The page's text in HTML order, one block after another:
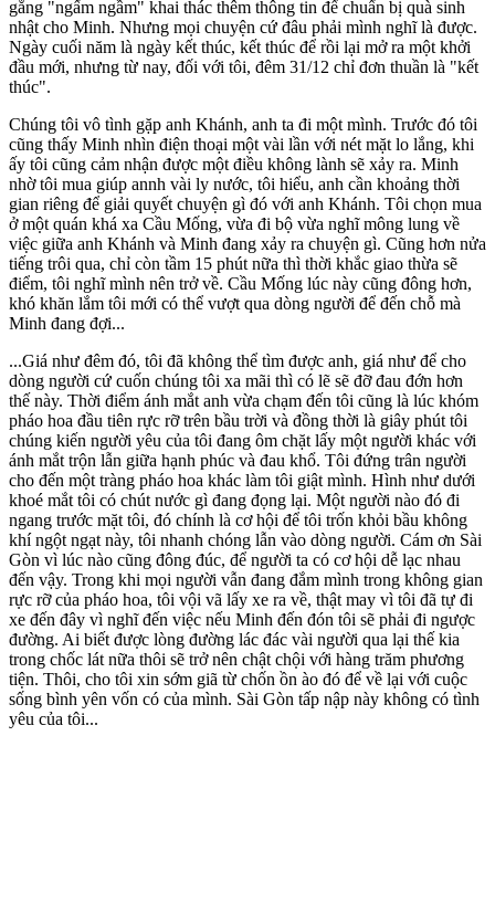
gắng "ngấm ngầm" khai thác thêm thông tin để chuẩn bị quà sinh
nhật cho Minh. Nhưng mọi chuyện cứ đâu phải mình nghĩ là được.
Ngày cuối năm là ngày kết thúc, kết thúc để rồi lại mở ra một khởi
đầu mới, nhưng từ nay, đối với tôi, đêm 31/12 chỉ đơn thuần là "kết
thúc".
Chúng tôi vô tình gặp anh Khánh, anh ta đi một mình. Trước đó tôi
cũng thấy Minh nhìn điện thoại một vài lần với nét mặt lo lắng, khi
ấy tôi cũng cảm nhận được một điều không lành sẽ xảy ra. Minh
nhờ tôi mua giúp annh vài ly nước, tôi hiểu, anh cần khoảng thời
gian riêng để giải quyết chuyện gì đó với anh Khánh. Tôi chọn mua
ở một quán khá xa Cầu Mống, vừa đi bộ vừa nghĩ mông lung về
việc giữa anh Khánh và Minh đang xảy ra chuyện gì. Cũng hơn nửa
tiếng trôi qua, chỉ còn tầm 15 phút nữa thì thời khắc giao thừa sẽ
điểm, tôi nghĩ mình nên trở về. Cầu Mống lúc này cũng đông hơn,
khó khăn lắm tôi mới có thể vượt qua dòng người để đến chỗ mà
Minh đang đợi...
...Giá như đêm đó, tôi đã không thể tìm được anh, giá như để cho
dòng người cứ cuốn chúng tôi xa mãi thì có lẽ sẽ đỡ đau đớn hơn
thế này. Thời điểm ánh mắt anh vừa chạm đến tôi cũng là lúc khóm
pháo hoa đầu tiên rực rỡ trên bầu trời và đồng thời là giây phút tôi
chúng kiến người yêu của tôi đang ôm chặt lấy một người khác với
ánh mắt trộn lẫn giữa hạnh phúc và đau khổ. Tôi đứng trân người
cho đến một tràng pháo hoa khác làm tôi giật mình. Hình như dưới
khoé mắt tôi có chút nước gì đang đọng lại. Một người nào đó đi
ngang trước mặt tôi, đó chính là cơ hội để tôi trốn khỏi bầu không
khí ngột ngạt này, tôi nhanh chóng lẫn vào dòng người. Cám ơn Sài
Gòn vì lúc nào cũng đông đúc, để người ta có cơ hội dễ lạc nhau
đến vậy. Trong khi mọi người vẫn đang đắm mình trong không gian
rực rỡ của pháo hoa, tôi vội vã lấy xe ra về, thật may vì tôi đã tự đi
xe đến đây vì nghĩ đến việc nếu Minh đến đón tôi sẽ phải đi ngược
đường. Ai biết được lòng đường lác đác vài người qua lại thế kia
trong chốc lát nữa thôi sẽ trở nên chật chội với hàng trăm phương
tiện. Thôi, cho tôi xin sớm giã từ chốn ồn ào đó để về lại với cuộc
sống bình yên vốn có của mình. Sài Gòn tấp nập này không có tình
yêu của tôi...